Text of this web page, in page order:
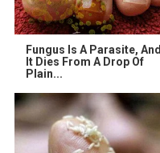
Fungus Is A Parasite, And
It Dies From A Drop Of
Plain...